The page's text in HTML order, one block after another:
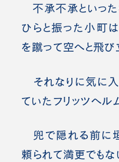
不承不承といった
ひらと振った小町
を蹴って空へと飛び
それなりに気に入
ていたフリッツヘル
兜で隠れる前に
頼られて満更でもな